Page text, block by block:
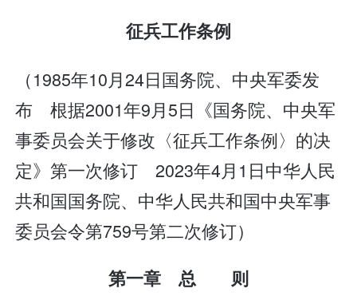
征兵工作条例
（1985年10月24日国务院、中央军委发
布 根据2001年9月5日《国务院、中央军
事委员会关于修改〈征兵工作条例〉的决
定》第一次修订 2023年4月1日中华人民
共和国国务院、中华人民共和国中央军事
委员会令第759号第二次修订）
第一章 总 则